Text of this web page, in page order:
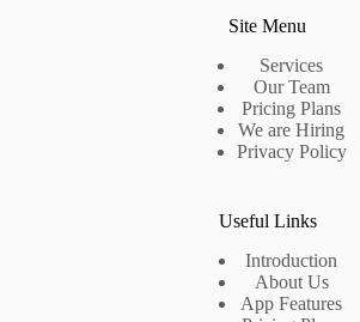
Site Menu
Services
Our Team
Pricing Plans
We are Hiring
Privacy Policy
Useful Links
Introduction
About Us
App Features